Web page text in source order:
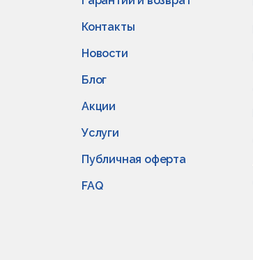
Контакты
Новости
Блог
Акции
Услуги
Публичная оферта
FAQ